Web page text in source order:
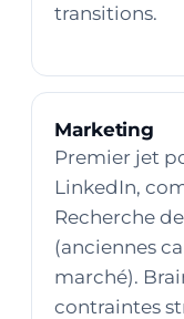
transitions.
Marketing
Premier jet
LinkedIn,
Recherche
(anciennes
marché).
contraintes